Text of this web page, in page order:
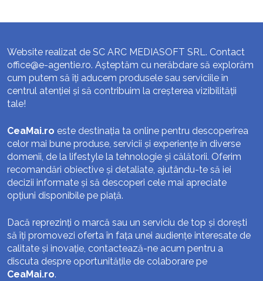
Website realizat de SC ARC MEDIASOFT SRL. Contact
office@e-agentie.ro. Așteptăm cu nerăbdare să explorăm
cum putem să îți aducem produsele sau serviciile în
centrul atenției și să contribuim la creșterea vizibilității
tale!
CeaMai.ro este destinația ta online pentru descoperirea
celor mai bune produse, servicii și experiențe în diverse
domenii, de la lifestyle la tehnologie și călătorii. Oferim
recomandări obiective și detaliate, ajutându-te să iei
decizii informate și să descoperi cele mai apreciate
opțiuni disponibile pe piață.
Dacă reprezinți o marcă sau un serviciu de top și dorești
să îți promovezi oferta în fața unei audiențe interesate de
calitate și inovație, contactează-ne acum pentru a
discuta despre oportunitățile de colaborare pe
CeaMai.ro.